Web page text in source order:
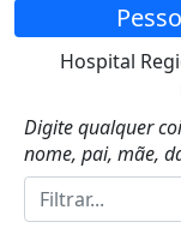
Hospital
Digite qualquer
nome, pai, mãe,